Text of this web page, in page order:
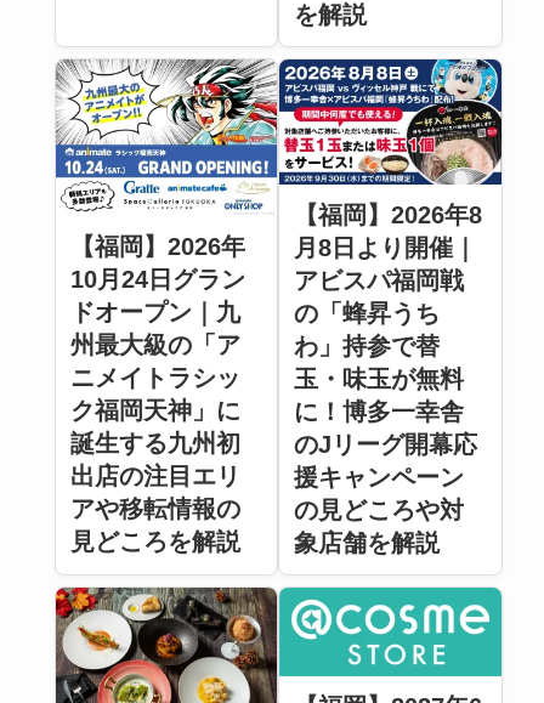
を解説
【福岡】2026年
10月24日グラン
ドオープン｜九
州最大級の「ア
ニメイトラシッ
ク福岡天神」に
誕生する九州初
出店の注目エリ
アや移転情報の
見どころを解説
【福岡】2026年8
月8日より開催｜
アビスパ福岡戦
の「蜂昇うち
わ」持参で替
玉・味玉が無料
に！博多一幸舎
のJリーグ開幕応
援キャンペーン
の見どころや対
象店舗を解説